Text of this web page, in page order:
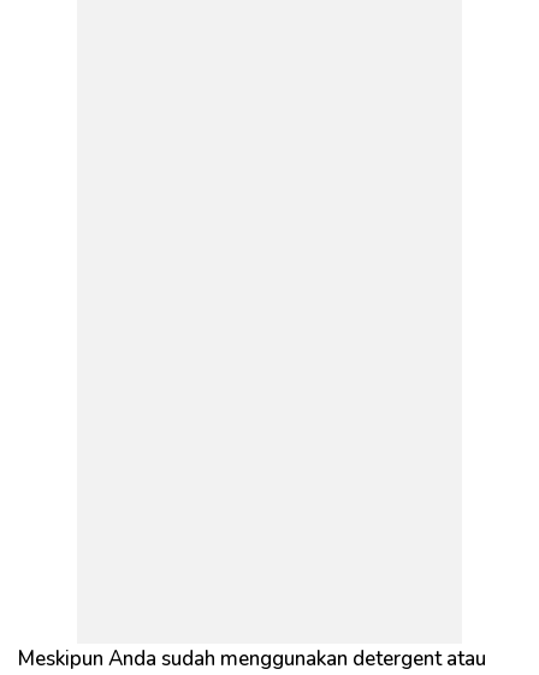
Meskipun Anda sudah menggunakan detergent atau